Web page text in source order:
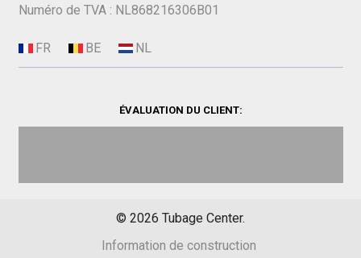
Numéro de TVA : NL868216306B01
ÉVALUATION DU CLIENT:
© 2026 Tubage Center.
Information de construction